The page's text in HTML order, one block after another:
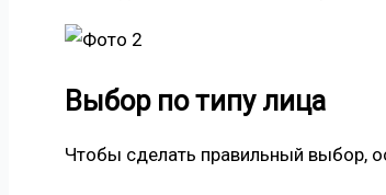
Выбор по типу лица
Чтобы сделать правильный выбор,